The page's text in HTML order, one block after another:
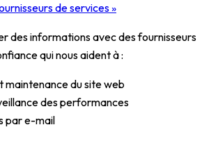
de services »
des informations avec des fournisseurs
qui nous aident à :
maintenance du site web
des performances
par e-mail